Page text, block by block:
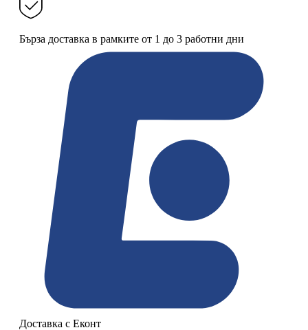
Бърза доставка в рамките от 1 до 3 работни дни
Доставка с Еконт